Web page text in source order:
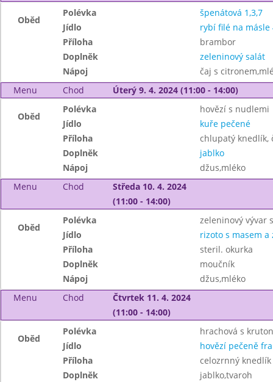
Oběd
Polévka
špenátová 1,3,7
Jídlo
rybí filé na másle
Příloha
brambor
Doplněk
zeleninový salát
Nápoj
čaj s
Menu
Chod Úterý 9. 4. 2024 (11:00 - 14:00)
Oběd
Polévka
hovězí s nudlemi
Jídlo
kuře pečené
Příloha
chlupatý knedlík,
Doplněk
jablko
Nápoj
džus,mléko
Menu
Chod
Středa 10. 4. 2024
(11:00 - 14:00)
Oběd
Polévka
zeleninový vývar
Jídlo
rizoto s masem a
Příloha
steril. okurka
Doplněk
moučník
Nápoj
džus,mléko
Menu
Chod
Čtvrtek 11. 4. 2024
(11:00 - 14:00)
Oběd
Polévka
hrachová s
Jídlo
hovězí pečeně
Příloha
celozrnný knedlík
Doplněk
jablko,tvaroh